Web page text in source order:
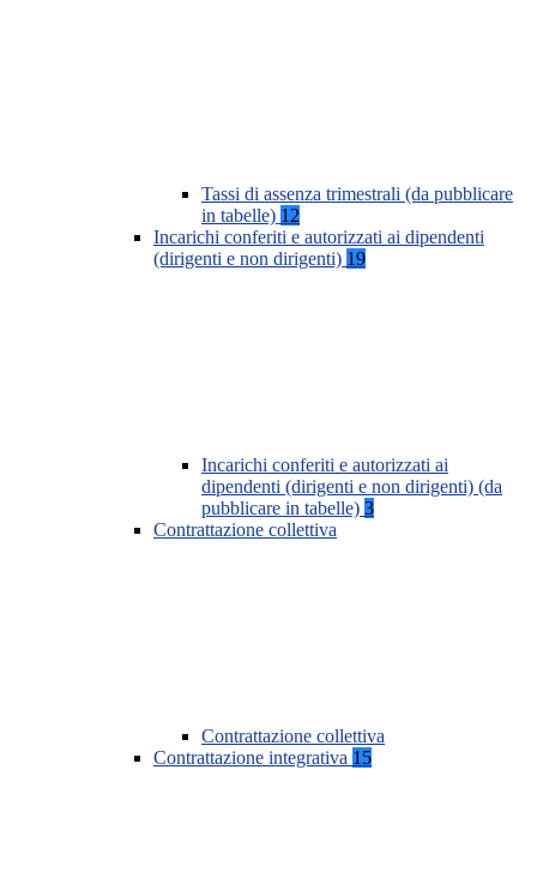
Tassi di assenza trimestrali (da pubblicare
in tabelle) 12
Incarichi conferiti e autorizzati ai dipendenti
(dirigenti e non dirigenti) 19
Incarichi conferiti e autorizzati ai
dipendenti (dirigenti e non dirigenti) (da
pubblicare in tabelle) 3
Contrattazione collettiva
Contrattazione collettiva
Contrattazione integrativa 15